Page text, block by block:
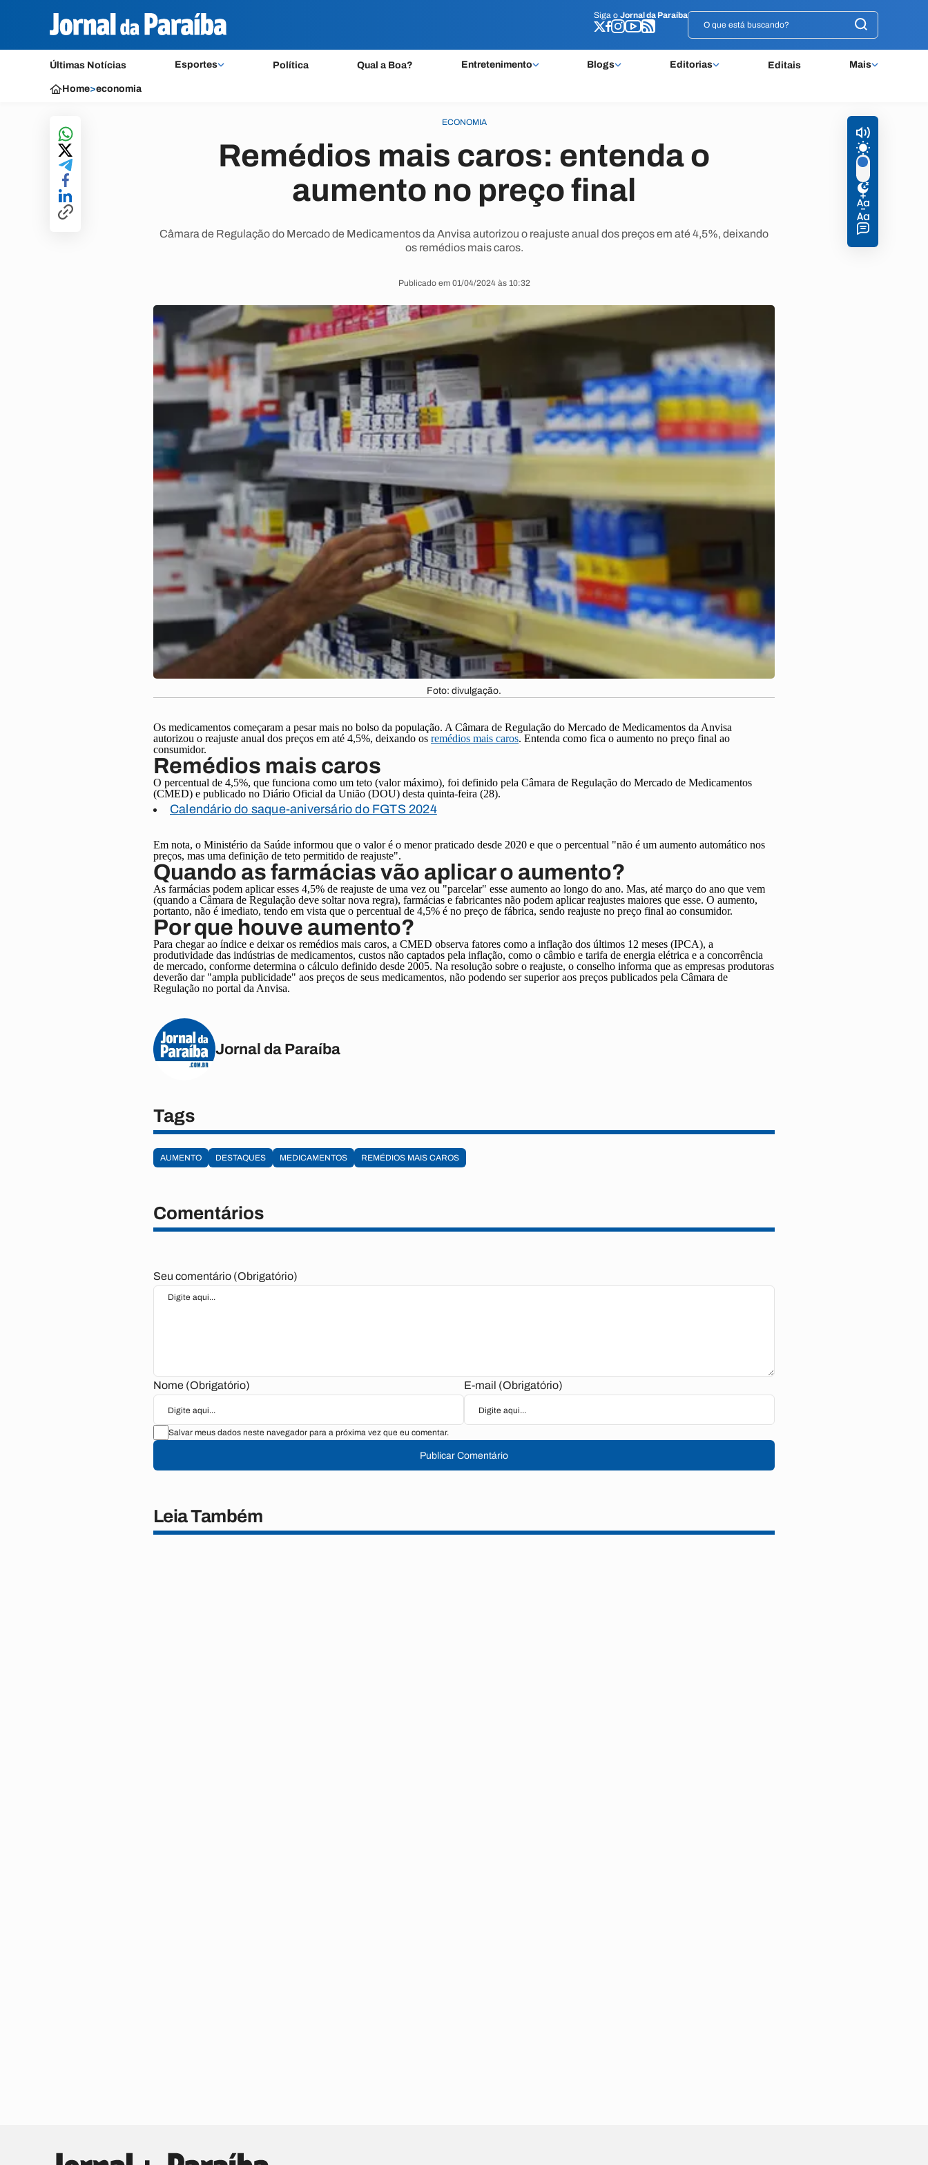
Siga o Jornal da Paraíba
Últimas Notícias Esportes Política Qual a Boa? Entretenimento Blogs Editorias Editais Mais
Siga o Jornal da Paraíba
Home>economia
ECONOMIA
Remédios mais caros: entenda o
aumento no preço final
Câmara de Regulação do Mercado de Medicamentos da Anvisa autorizou o reajuste anual dos preços em até 4,5%, deixando
os remédios mais caros.
Publicado em 01/04/2024 às 10:32
Foto: divulgação.
Os medicamentos começaram a pesar mais no bolso da população. A Câmara de Regulação do Mercado de Medicamentos da Anvisa
autorizou o reajuste anual dos preços em até 4,5%, deixando os remédios mais caros. Entenda como fica o aumento no preço final ao
consumidor.
Remédios mais caros
O percentual de 4,5%, que funciona como um teto (valor máximo), foi definido pela Câmara de Regulação do Mercado de Medicamentos
(CMED) e publicado no Diário Oficial da União (DOU) desta quinta-feira (28).
Calendário do saque-aniversário do FGTS 2024
Em nota, o Ministério da Saúde informou que o valor é o menor praticado desde 2020 e que o percentual "não é um aumento automático nos
preços, mas uma definição de teto permitido de reajuste".
Quando as farmácias vão aplicar o aumento?
As farmácias podem aplicar esses 4,5% de reajuste de uma vez ou "parcelar" esse aumento ao longo do ano. Mas, até março do ano que vem
(quando a Câmara de Regulação deve soltar nova regra), farmácias e fabricantes não podem aplicar reajustes maiores que esse. O aumento,
portanto, não é imediato, tendo em vista que o percentual de 4,5% é no preço de fábrica, sendo reajuste no preço final ao consumidor.
Por que houve aumento?
Para chegar ao índice e deixar os remédios mais caros, a CMED observa fatores como a inflação dos últimos 12 meses (IPCA), a
produtividade das indústrias de medicamentos, custos não captados pela inflação, como o câmbio e tarifa de energia elétrica e a concorrência
de mercado, conforme determina o cálculo definido desde 2005. Na resolução sobre o reajuste, o conselho informa que as empresas produtoras
deverão dar "ampla publicidade" aos preços de seus medicamentos, não podendo ser superior aos preços publicados pela Câmara de
Regulação no portal da Anvisa.
Jornal da Paraíba
Tags
AUMENTO DESTAQUES MEDICAMENTOS REMÉDIOS MAIS CAROS
Comentários
Seu comentário (Obrigatório)
Nome (Obrigatório) E-mail (Obrigatório)
Salvar meus dados neste navegador para a próxima vez que eu comentar.
Publicar Comentário
Leia Também